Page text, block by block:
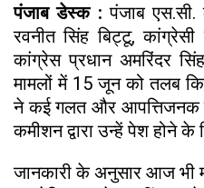
पंजाब डेस्क :पंजाब एस.सी.
रवनीत सिंह बिट्टू,
कांग्रेस प्रधान अमरिंदर
मामलों में 15 जून को तलब
ने कई गलत और आपत्तिजनक
कमीशन द्वारा उन्हें पेश होने के
जानकारी के अनुसार आज भी